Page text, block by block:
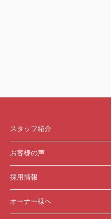
スタッフ紹介
お客様の声
採用情報
オーナー様へ